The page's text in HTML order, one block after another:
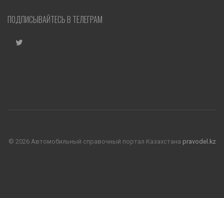
ПОДПИСЫВАЙТЕСЬ В ТЕЛЕГРАМ
© 2026 Автомобильный справочный портал Казахстана pravodel.kz